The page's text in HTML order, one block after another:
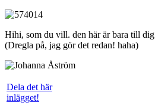
Hihi, som du vill. den här är bara till dig
(Dregla på, jag gör det redan! haha)
Dela det här
inlägget!